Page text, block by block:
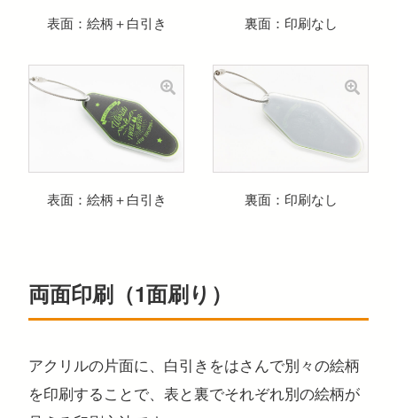
表面：絵柄＋白引き 裏面：印刷なし
表面：絵柄＋白引き 裏面：印刷なし
両面印刷（1面刷り）
アクリルの片面に、白引きをはさんで別々の絵柄
を印刷することで、表と裏でそれぞれ別の絵柄が